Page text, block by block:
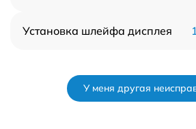
Установка шлейфа дисплея
У меня другая